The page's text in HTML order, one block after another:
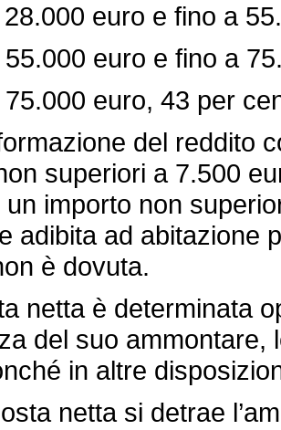
euro e fino a
euro e fino a
euro, 43 per
del reddito
superiori a 7.500
importo non
adibita ad abitazione
è dovuta.
netta è determinata
del suo ammontare,
in altre
netta si detrae